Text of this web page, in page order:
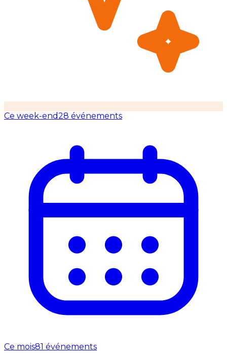
Ce week-end28 événements
Ce mois81 événements